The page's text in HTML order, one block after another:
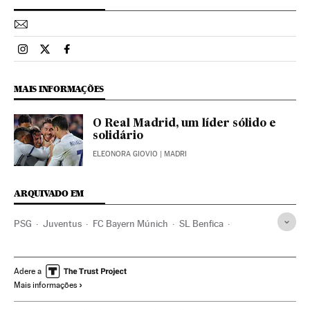
Esportes El País Brasil en Instagram
Esportes El País Brasil en Twitter
Esportes El País Brasil en Facebook
MAIS INFORMAÇÕES
O Real Madrid, um líder sólido e
solidário
ELEONORA GIOVIO | MADRI
ARQUIVADO EM
PSG Juventus FC Bayern Múnich SL Benfica
AS Mónaco SSC Nápoles
Sevilla Fútbol Club
Adere a
Mais informações